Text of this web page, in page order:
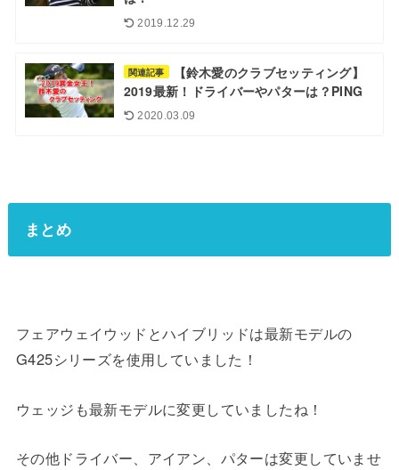
2019.12.29
関連記事
【鈴木愛のクラブセッティング】
2019最新！ドライバーやパターは？PING
2020.03.09
まとめ
フェアウェイウッドとハイブリッドは最新モデルの
G425シリーズを使用していました！
ウェッジも最新モデルに変更していましたね！
その他ドライバー、アイアン、パターは変更していませ